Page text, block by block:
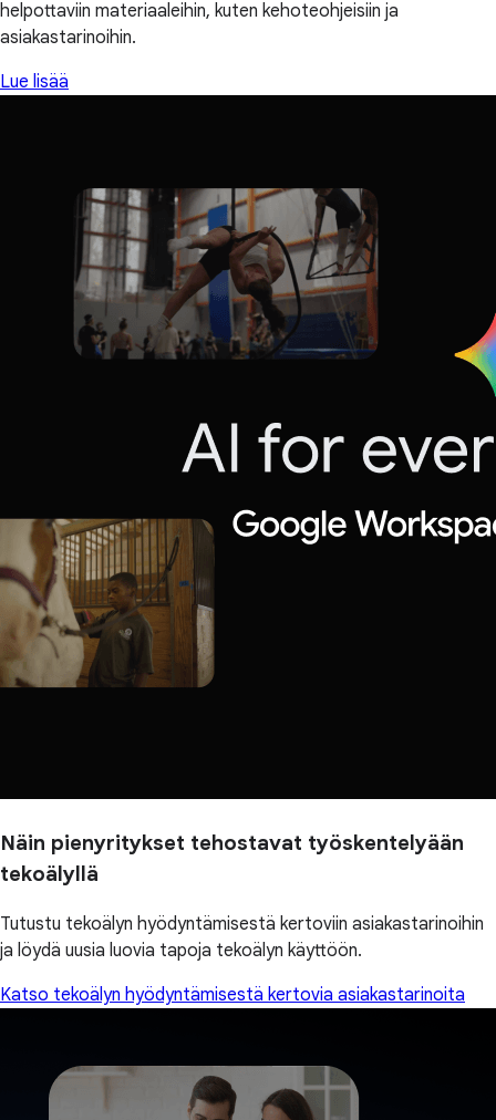
helpottaviin materiaaleihin, kuten kehoteohjeisiin ja
asiakastarinoihin.
Lue lisää
Näin pienyritykset tehostavat työskentelyään
tekoälyllä
Tutustu tekoälyn hyödyntämisestä kertoviin asiakastarinoihin
ja löydä uusia luovia tapoja tekoälyn käyttöön.
Katso tekoälyn hyödyntämisestä kertovia asiakastarinoita